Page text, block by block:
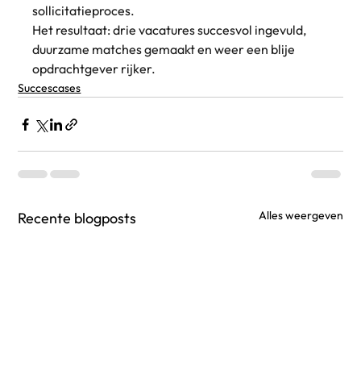
sollicitatieproces.
Het resultaat: drie vacatures succesvol ingevuld,
duurzame matches gemaakt en weer een blije
opdrachtgever rijker.
Succescases
Recente blogposts Alles weergeven